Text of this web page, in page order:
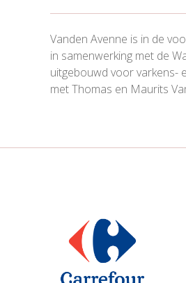
Vanden Avenne is in de
in samenwerking met de
uitgebouwd voor varkens-
met Thomas en Maurits